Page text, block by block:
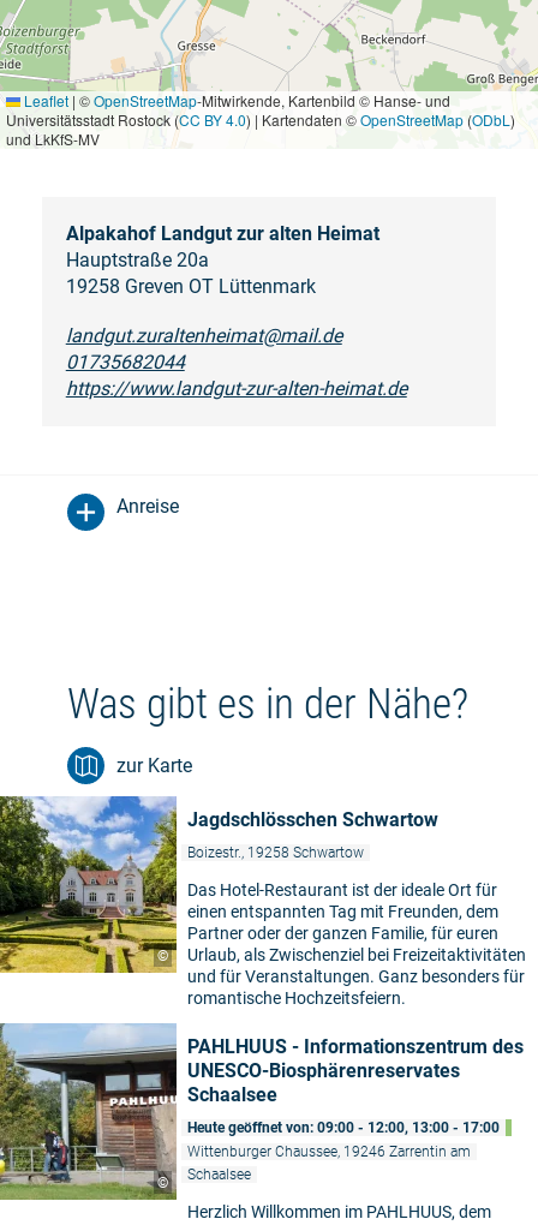
Leaflet | ©OpenStreetMap-Mitwirkende, Kartenbild © Hanse- und
Universitätsstadt Rostock (CC BY 4.0) | Kartendaten ©OpenStreetMap (ODbL )
und LkKfS-MV
Alpakahof Landgut zur alten Heimat
Hauptstraße 20a
19258 Greven OT Lüttenmark
landgut.zuraltenheimat@mail.de
01735682044
https://www.landgut-zur-alten-heimat.de
Anreise
Was gibt es in der Nähe?
zur Karte
©
Jagdschlösschen Schwartow
Boizestr., 19258 Schwartow
Das Hotel-Restaurant ist der ideale Ort für
einen entspannten Tag mit Freunden, dem
Partner oder der ganzen Familie, für euren
Urlaub, als Zwischenziel bei Freizeitaktivitäten
und für Veranstaltungen. Ganz besonders für
romantische Hochzeitsfeiern.
©
PAHLHUUS - Informationszentrum des
UNESCO-Biosphärenreservates
Schaalsee
Heute geöffnet von: 09:00 - 12:00, 13:00 - 17:00
Wittenburger Chaussee, 19246 Zarrentin am
Schaalsee
Herzlich Willkommen im PAHLHUUS, dem